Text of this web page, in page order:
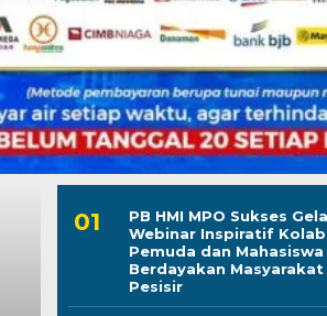
PB HMI MPO Sukses
Webinar Inspiratif
Pemuda dan Mahasiswa
Berdayakan Masyarakat
Pesisir